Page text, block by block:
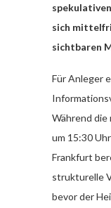
sich
sichtbaren
Für Anleger
Während die
um 15:30
Frankfurt
strukturelle
bevor der